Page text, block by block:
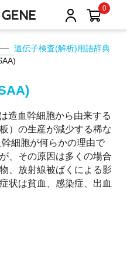
0
遺伝子検査(解析)用語辞典
造血幹細胞から由来する
）の生産が減少する稀な
細胞が何らかの理由で
、その原因は多くの場合
、放射線被ばくによる影
状は貧血、感染症、出血